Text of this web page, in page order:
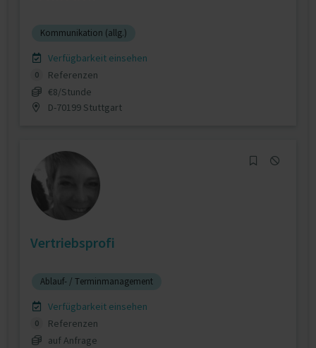
Kommunikation (allg.)
Verfügbarkeit einsehen
0
Referenzen
€8/Stunde
D-70199 Stuttgart
Vertriebsprofi
Ablauf- / Terminmanagement
Verfügbarkeit einsehen
0
Referenzen
auf Anfrage